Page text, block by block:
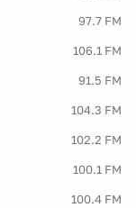
97.7 FM
106.1 FM
91.5 FM
104.3 FM
102.2 FM
100.1 FM
100.4 FM